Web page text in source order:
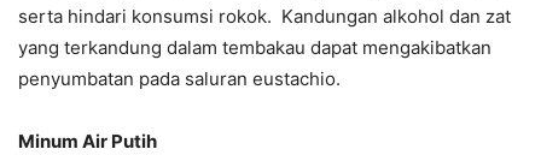
serta hindari konsumsi rokok. Kandungan alkohol dan zat
yang terkandung dalam tembakau dapat mengakibatkan
penyumbatan pada saluran eustachio.
Minum Air Putih